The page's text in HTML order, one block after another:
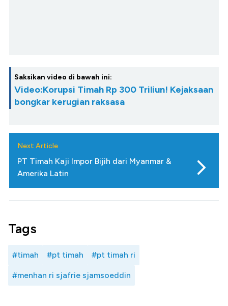
Saksikan video di bawah ini:
Video:Korupsi Timah Rp 300 Triliun! Kejaksaan
bongkar kerugian raksasa
Next Article
PT Timah Kaji Impor Bijih dari Myanmar &
Amerika Latin
Tags
#timah #pt timah #pt timah ri
#menhan ri sjafrie sjamsoeddin